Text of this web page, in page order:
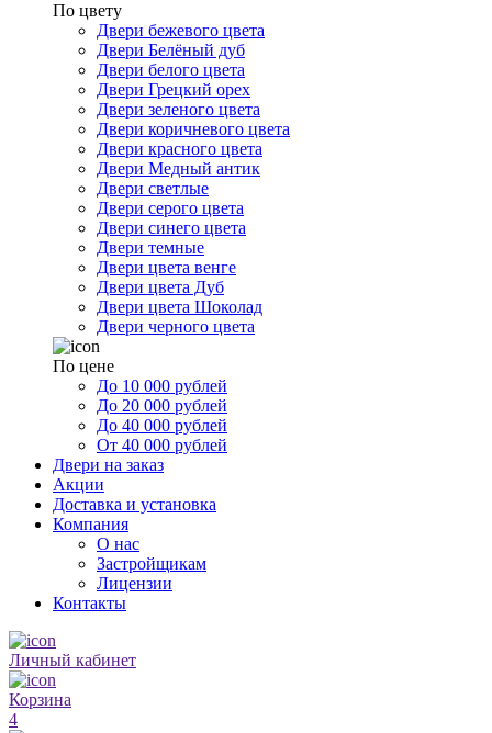
По цвету
Двери бежевого цвета
Двери Белёный дуб
Двери белого цвета
Двери Грецкий орех
Двери зеленого цвета
Двери коричневого цвета
Двери красного цвета
Двери Медный антик
Двери светлые
Двери серого цвета
Двери синего цвета
Двери темные
Двери цвета венге
Двери цвета Дуб
Двери цвета Шоколад
Двери черного цвета
По цене
До 10 000 рублей
До 20 000 рублей
До 40 000 рублей
От 40 000 рублей
Двери на заказ
Акции
Доставка и установка
Компания
О нас
Застройщикам
Лицензии
Контакты
Личный кабинет
Корзина
4